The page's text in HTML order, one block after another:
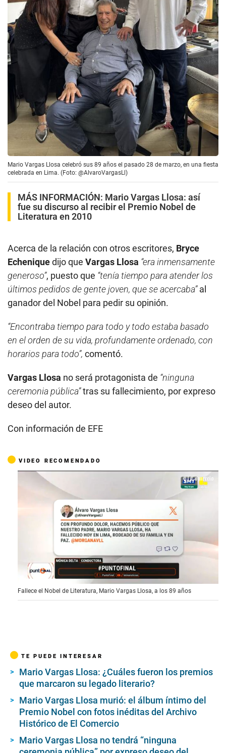
Mario Vargas Llosa celebró sus 89 años el pasado 28 de marzo, en una fiesta
celebrada en Lima. (Foto: @AlvaroVargasLl)
MÁS INFORMACIÓN: Mario Vargas Llosa: así
fue su discurso al recibir el Premio Nobel de
Literatura en 2010
Acerca de la relación con otros escritores, Bryce
Echeniquedijo que Vargas Llosa “era inmensamente
generoso”, puesto que “tenía tiempo para atender los
últimos pedidos de gente joven, que se acercaba”al
ganador del Nobel para pedir su opinión.
“Encontraba tiempo para todo y todo estaba basado
en el orden de su vida, profundamente ordenado, con
horarios para todo”, comentó.
Vargas Llosa no será protagonista de “ninguna
ceremonia pública”tras su fallecimiento, por expreso
deseo del autor.
Con información de EFE
VIDEO RECOMENDADO
0
s
e
o
f
4
m
u
e
s
4
5
Fallece el Nobel de Literatura, Mario Vargas Llosa, a los 89 años
TE PUEDE INTERESAR
Mario Vargas Llosa: ¿Cuáles fueron los premios
que marcaron su legado literario?
Mario Vargas Llosa murió: el álbum íntimo del
Premio Nobel con fotos inéditas del Archivo
Histórico de El Comercio
Mario Vargas Llosa no tendrá “ninguna